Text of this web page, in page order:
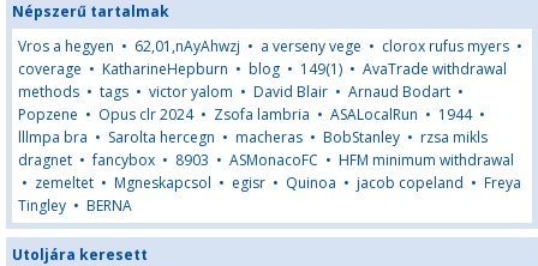
Népszerű tartalmak
Vros a hegyen • 62,01,nAyAhwzj • a verseny vege • clorox rufus myers •
coverage • KatharineHepburn • blog • 149(1) • AvaTrade withdrawal
methods • tags • victor yalom • David Blair • Arnaud Bodart •
Popzene • Opus clr 2024• Zsofa lambria • ASALocalRun • 1944•
lllmpa bra • Sarolta hercegn • macheras • BobStanley • rzsa mikls
dragnet •fancybox • 8903 • ASMonacoFC • HFM minimum withdrawal
• zemeltet • Mgneskapcsol • egisr • Quinoa • jacob copeland • Freya
Tingley • BERNA
Utoljára keresett